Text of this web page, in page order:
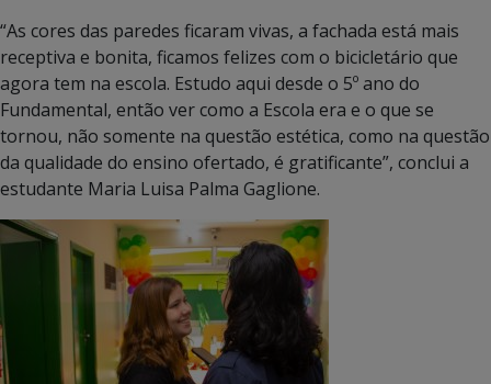
“As cores das paredes ficaram vivas, a fachada está mais
receptiva e bonita, ficamos felizes com o bicicletário que
agora tem na escola. Estudo aqui desde o 5º ano do
Fundamental, então ver como a Escola era e o que se
tornou, não somente na questão estética, como na questão
da qualidade do ensino ofertado, é gratificante”, conclui a
estudante Maria Luisa Palma Gaglione.